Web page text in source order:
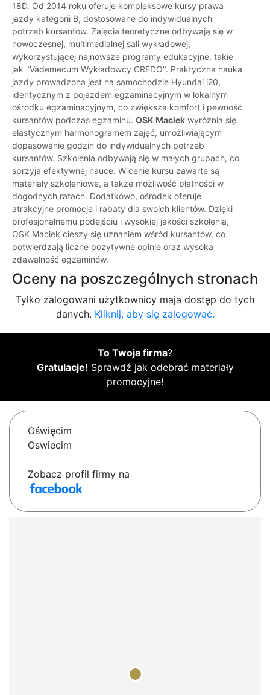
18D. Od 2014 roku oferuje kompleksowe kursy prawa
jazdy kategorii B, dostosowane do indywidualnych
potrzeb kursantów. Zajęcia teoretyczne odbywają się w
nowoczesnej, multimedialnej sali wykładowej,
wykorzystującej najnowsze programy edukacyjne, takie
jak "Vademecum Wykładowcy CREDO". Praktyczna nauka
jazdy prowadzona jest na samochodzie Hyundai i20,
identycznym z pojazdem egzaminacyjnym w lokalnym
ośrodku egzaminacyjnym, co zwiększa komfort i pewność
kursantów podczas egzaminu. OSK Maciek wyróżnia się
elastycznym harmonogramem zajęć, umożliwiającym
dopasowanie godzin do indywidualnych potrzeb
kursantów. Szkolenia odbywają się w małych grupach, co
sprzyja efektywnej nauce. W cenie kursu zawarte są
materiały szkoleniowe, a także możliwość płatności w
dogodnych ratach. Dodatkowo, ośrodek oferuje
atrakcyjne promocje i rabaty dla swoich klientów. Dzięki
profesjonalnemu podejściu i wysokiej jakości szkolenia,
OSK Maciek cieszy się uznaniem wśród kursantów, co
potwierdzają liczne pozytywne opinie oraz wysoka
zdawalność egzaminów.
Oceny na poszczególnych stronach
Tylko zalogowani użytkownicy maja dostęp do tych
danych. Kliknij, aby się zalogować.
To Twoja firma?
Gratulacje! Sprawdź jak odebrać materiały
promocyjne!
Oświęcim
Oswiecim
Zobacz profil firmy na